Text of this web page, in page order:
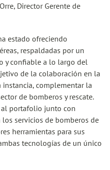
Director Gerente de
estado ofreciendo
respaldadas por un
y confiable a lo largo del
de la colaboración en la
complementar la
de bomberos y rescate.
al portafolio junto con
servicios de bomberos de
herramientas para sus
tecnologías de un único